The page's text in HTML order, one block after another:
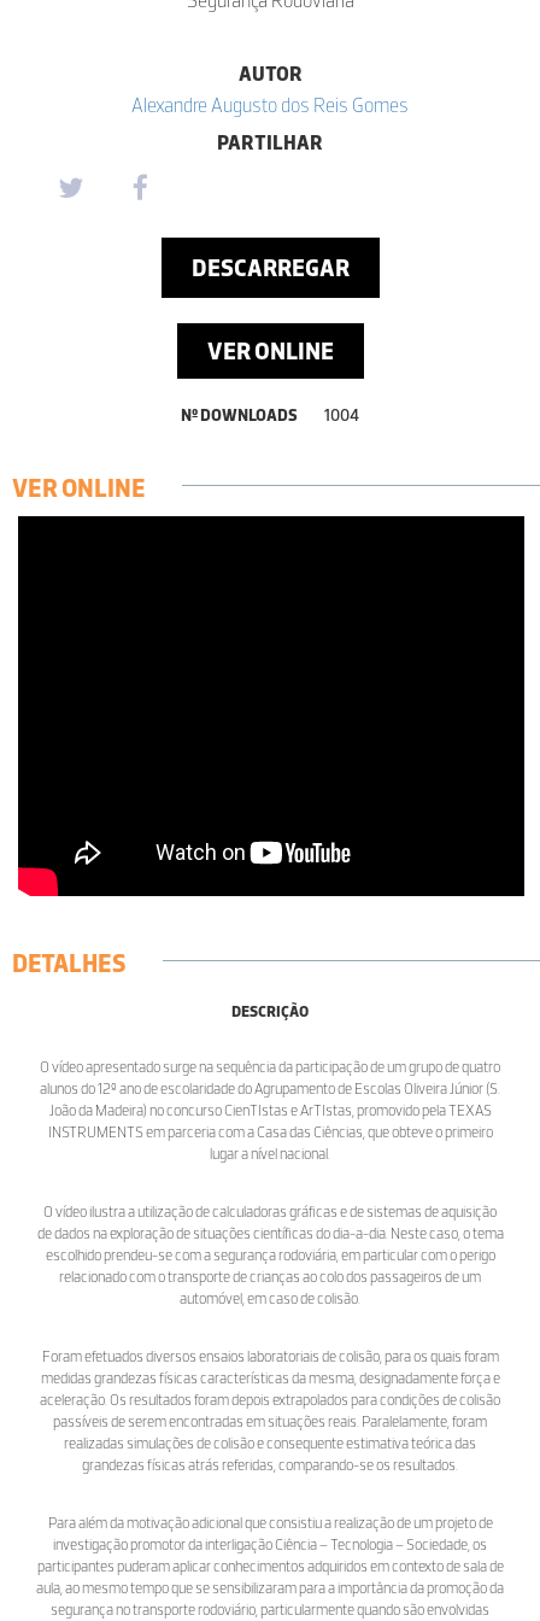
AUTOR
Alexandre Augusto dos Reis Gomes
PARTILHAR
DESCARREGAR
VER ONLINE
Nº DOWNLOADS 1004
VER ONLINE
DETALHES
DESCRIÇÃO
O vídeo apresentado surge na sequência da participação de um grupo de quatro
alunos do 12º ano de escolaridade do Agrupamento de Escolas Oliveira Júnior (S.
João da Madeira) no concurso CienTIstas e ArTIstas, promovido pela TEXAS
INSTRUMENTS em parceria com a Casa das Ciências, que obteve o primeiro
lugar a nível nacional.
O vídeo ilustra a utilização de calculadoras gráficas e de sistemas de aquisição
de dados na exploração de situações científicas do dia-a-dia. Neste caso, o tema
escolhido prendeu-se com a segurança rodoviária, em particular com o perigo
relacionado com o transporte de crianças ao colo dos passageiros de um
automóvel, em caso de colisão.
Foram efetuados diversos ensaios laboratoriais de colisão, para os quais foram
medidas grandezas físicas características da mesma, designadamente força e
aceleração. Os resultados foram depois extrapolados para condições de colisão
passíveis de serem encontradas em situações reais. Paralelamente, foram
realizadas simulações de colisão e consequente estimativa teórica das
grandezas físicas atrás referidas, comparando-se os resultados.
Para além da motivação adicional que consistiu a realização de um projeto de
investigação promotor da interligação Ciência – Tecnologia – Sociedade, os
participantes puderam aplicar conhecimentos adquiridos em contexto de sala de
aula, ao mesmo tempo que se sensibilizaram para a importância da promoção da
segurança no transporte rodoviário, particularmente quando são envolvidas